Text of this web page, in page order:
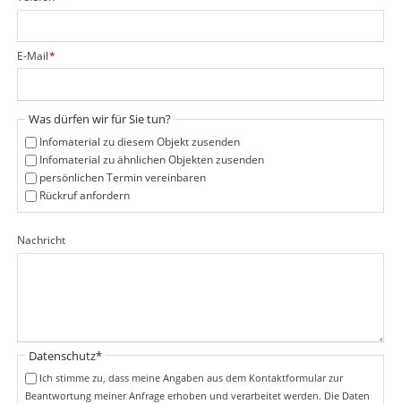
f
i
c
t
P
f
i
c
E-Mail*
Was dürfen wir für Sie tun?
Infomaterial zu diesem Objekt zusenden
Infomaterial zu ähnlichen Objekten zusenden
persönlichen Termin vereinbaren
Rückruf anfordern
Nachricht
Pflichtfeld
Datenschutz*
Ich stimme zu, dass meine Angaben aus dem Kontaktformular zur
Beantwortung meiner Anfrage erhoben und verarbeitet werden. Die Daten